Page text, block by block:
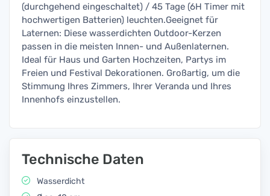
(durchgehend eingeschaltet) / 45 Tage (6H Timer mit
hochwertigen Batterien) leuchten.Geeignet für
Laternen: Diese wasserdichten Outdoor-Kerzen
passen in die meisten Innen- und Außenlaternen.
Ideal für Haus und Garten Hochzeiten, Partys im
Freien und Festival Dekorationen. Großartig, um die
Stimmung Ihres Zimmers, Ihrer Veranda und Ihres
Innenhofs einzustellen.
Technische Daten
Wasserdicht